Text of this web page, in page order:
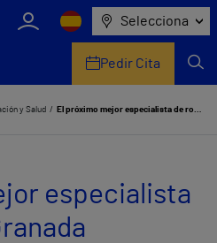
Selecciona
Pedir Cita
y Salud El próximo mejor especialista de rodilla de Granada
especialista